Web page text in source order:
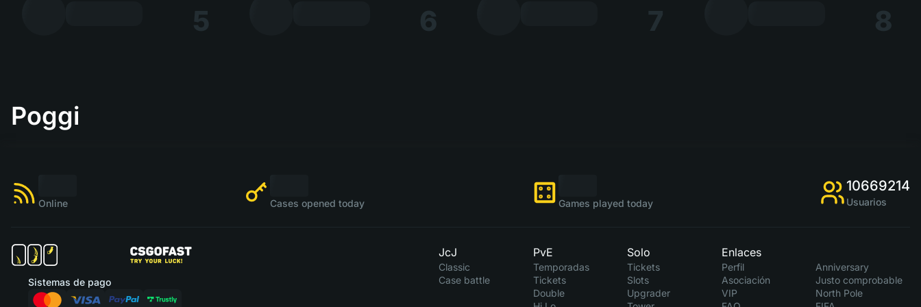
5 6 7 8
Poggi
Online Cases opened today Games played today
10669214
Usuarios
Sistemas de pago
JcJ
Classic
Case battle
PvE
Temporadas
Tickets
Double
Solo
Tickets
Slots
Upgrader
Enlaces
Perfil
Asociación
VIP
Anniversary
Justo comprobable
North Pole